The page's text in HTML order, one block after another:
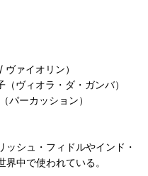
ァイオリン）
ヴィオラ・ダ・ガンバ）
パーカッション）
シュ・フィドルやインド・
中で使われている。